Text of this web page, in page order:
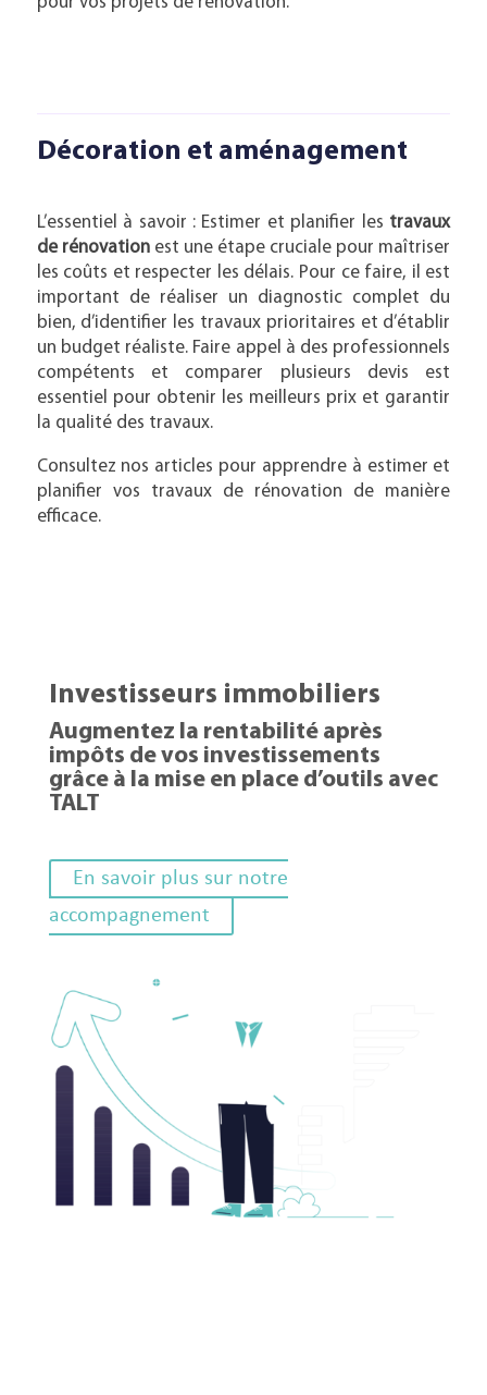
Décoration et aménagement
L’essentiel à savoir : Estimer et planifier les travaux
de rénovationest une étape cruciale pour maîtriser
les coûts et respecter les délais. Pour ce faire, il est
important de réaliser un diagnostic complet du
bien, d’identifier les travaux prioritaires et d’établir
un budget réaliste. Faire appel à des professionnels
compétents et comparer plusieurs devis est
essentiel pour obtenir les meilleurs prix et garantir
la qualité des travaux.
Consultez nos articles pour apprendre à estimer et
planifier vos travaux de rénovation de manière
efficace.
Investisseurs immobiliers
Augmentez la rentabilité après
impôts de vos investissements
grâce à la mise en place d’outils avec
TALT
En savoir plus sur notre
accompagnement